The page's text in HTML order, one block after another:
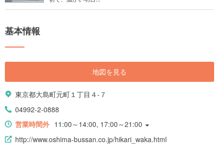
基本情報
地図を見る
東京都大島町元町１丁目４-７
04992-2-0888
営業時間外 11:00～14:00, 17:00～21:00
http://www.oshima-bussan.co.jp/hikari_waka.html